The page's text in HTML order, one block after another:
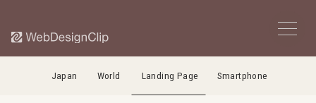
Japan World Landing Page Smartphone